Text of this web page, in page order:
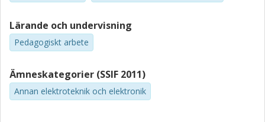
Lärande och undervisning
Pedagogiskt arbete
Ämneskategorier (SSIF 2011)
Annan elektroteknik och elektronik